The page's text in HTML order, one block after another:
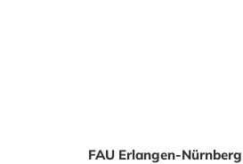
FAU Erlangen-